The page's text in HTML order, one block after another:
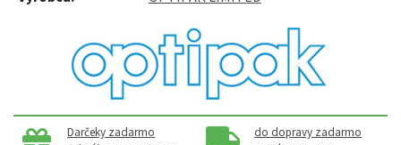
Darčeky zadarmo
do dopravy zadarmo